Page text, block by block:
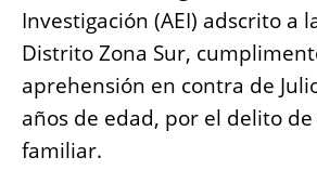
o
o
k
p
p
g
er
n
k
Investigación (AEI) adscrito a
Distrito Zona Sur,
aprehensión en contra de
años de edad, por el delito
familiar.